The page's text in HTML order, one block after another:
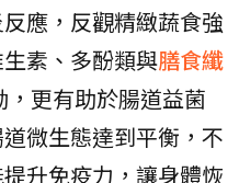
應，反觀精緻蔬食強
素、多酚類與膳食纖
，更有助於腸道益菌
微生態達到平衡，不
升免疫力，讓身體恢